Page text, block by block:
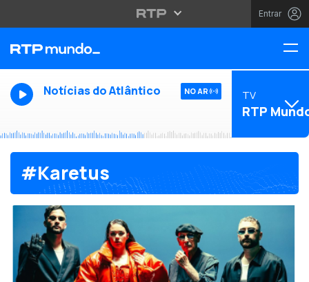
Entrar
Notícias do Atlântico NO AR TV
RTP
#Karetus